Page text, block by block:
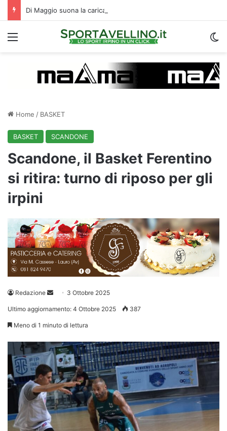
Menu
Home / BASKET
BASKET SCANDONE
Scandone, il Basket Ferentino
si ritira: turno di riposo per gli
irpini
Redazione
Invia 3 Ottobre 2025
Ultimo aggiornamento: 4 Ottobre 2025 387
Meno di 1 minuto di lettura